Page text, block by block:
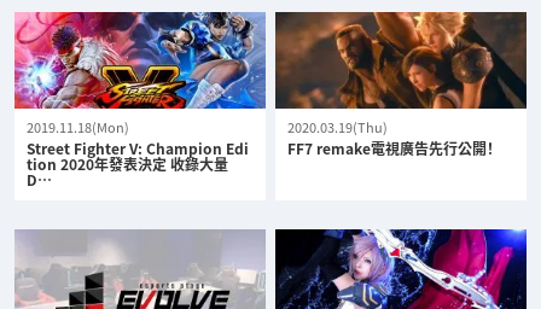
2019.11.18(Mon)
Street Fighter V: Champion Edi
tion 2020年發表決定 收錄大量
D…
2020.03.19(Thu)
FF7 remake電視廣告先行公開！